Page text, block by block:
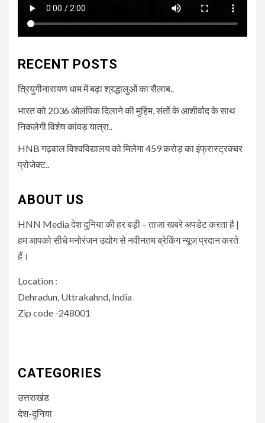
RECENT POSTS
त्रियुगीनारायण धाम में बढ़ा श्रद्धालुओं का सैलाब..
भारत को 2036 ओलंपिक दिलाने की मुहिम, संतों के आशीर्वाद के साथ
निकलेगी विशेष कांवड़ यात्रा..
HNB गढ़वाल विश्वविद्यालय को मिलेगा 459 करोड़ का इंफ्रास्ट्रक्चर
प्रोजेक्ट..
ABOUT US
HNN Media देश दुनिया की हर बड़ी – ताजा खबरे अपडेट करता है |
हम आपको सीधे मनोरंजन उद्योग से नवीनतम ब्रेकिंग न्यूज प्रदान करते
हैं।
Location :
Dehradun, Uttrakahnd, India
Zip code -248001
CATEGORIES
उत्तराखंड
देश-दुनिया